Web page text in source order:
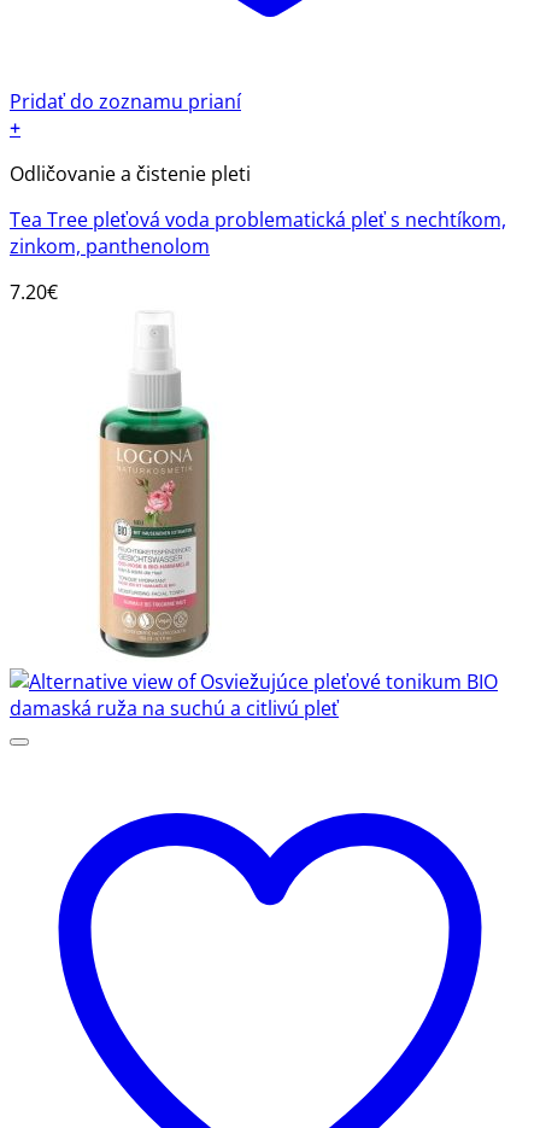
Pridať do zoznamu prianí
+
Odličovanie a čistenie pleti
Tea Tree pleťová voda problematická pleť s nechtíkom,
zinkom, panthenolom
7.20€